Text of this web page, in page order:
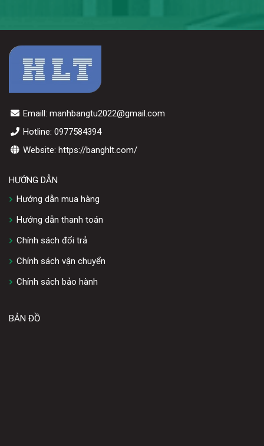
Emaill: manhbangtu2022@gmail.com
Hotline: 0977584394
Website: https://banghlt.com/
HƯỚNG DẪN
Hướng dẫn mua hàng
Hướng dẫn thanh toán
Chính sách đổi trả
Chính sách vận chuyển
Chính sách bảo hành
BẢN ĐỒ